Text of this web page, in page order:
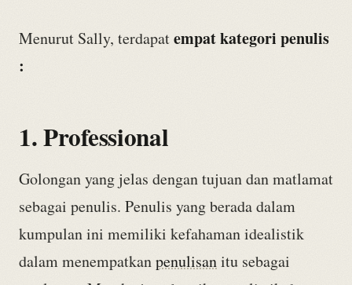
Menurut Sally, terdapatempat kategori penulis
:
1. Professional
Golongan yang jelas dengan tujuan dan matlamat
sebagai penulis. Penulis yang berada dalam
kumpulan ini memiliki kefahaman idealistik
dalam menempatkanpenulisanitu sebagai